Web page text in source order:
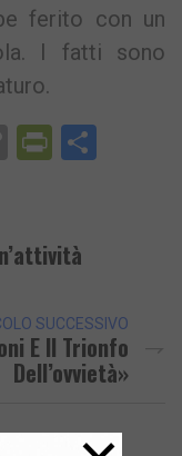
ferito con un
I fatti sono
Copy
SUCCESSIVO
E Il Trionfo
Dell’ovvietà»